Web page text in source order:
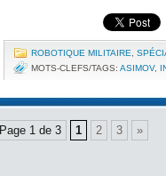
ROBOTIQUE MILITAIRE
MOTS-CLEFS/TAGS: ASIMOV,
Page 1 de 3 1 2 3 »